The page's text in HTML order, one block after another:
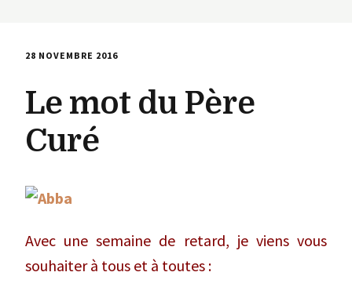
28 NOVEMBRE 2016
Le mot du Père
Curé
Avec une semaine de retard, je viens vous
souhaiter à tous et à toutes :